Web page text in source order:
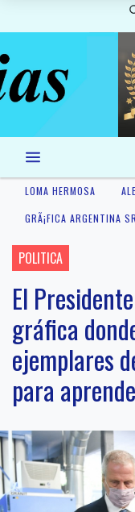
LOMA HERMOSA
GRÃ¡FICA ARGENTINA
POLITICA
El
gráfica
ejemplares
para